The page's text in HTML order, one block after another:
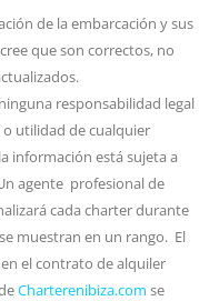
de la embarcación y sus
que son correctos, no
responsabilidad legal
utilidad de cualquier
información está sujeta a
agente profesional de
cada charter durante
muestran en un rango. El
el contrato de alquiler
Charterenibiza.com se